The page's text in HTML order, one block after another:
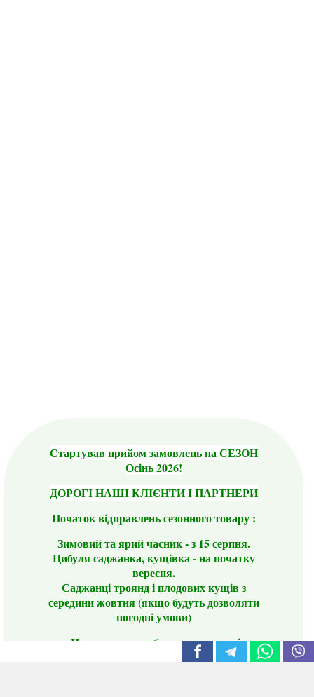
Стартував прийом замовлень на СЕЗОН
Осінь 2026!
ДОРОГІ НАШІ КЛІЄНТИ І ПАРТНЕРИ
Початок відправлень сезонного товару :
Зимовий та ярий часник - з 15 серпня.
Цибуля саджанка, кущівка - на початку
вересня.
Саджанці троянд і плодових кущів з
середини жовтня (якщо будуть дозволяти
погодні умови)
Цього сезону ви будете задоволені
традиційно гарним асортиментом цибулі